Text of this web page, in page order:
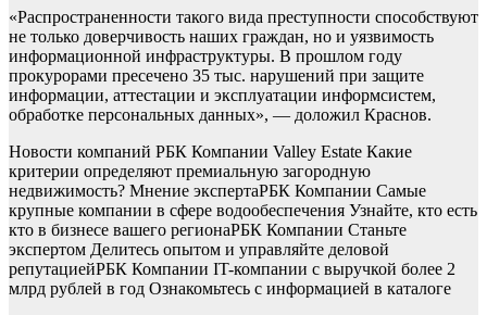
«Распространенности такого вида преступности способствуют
не только доверчивость наших граждан, но и уязвимость
информационной инфраструктуры. В прошлом году
прокурорами пресечено 35 тыс. нарушений при защите
информации, аттестации и эксплуатации информсистем,
обработке персональных данных», — доложил Краснов.
Новости компаний РБК Компании Valley Estate Какие
критерии определяют премиальную загородную
недвижимость? Мнение экспертаРБК Компании Самые
крупные компании в сфере водообеспечения Узнайте, кто есть
кто в бизнесе вашего регионаРБК Компании Станьте
экспертом Делитесь опытом и управляйте деловой
репутациейРБК Компании IT-компании с выручкой более 2
млрд рублей в год Ознакомьтесь с информацией в каталоге